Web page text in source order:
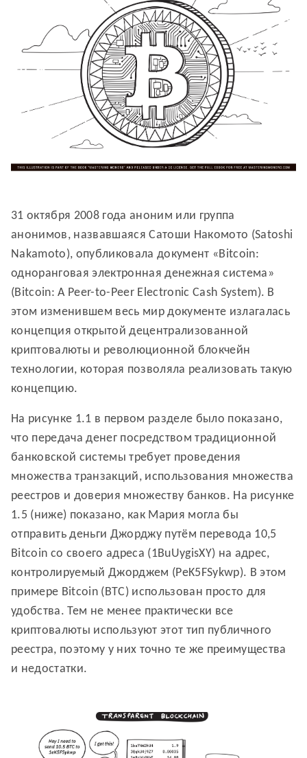
31 октября 2008 года аноним или группа
анонимов, назвавшаяся Сатоши Накомото (Satoshi
Nakamoto), опубликовала документ «Bitcoin:
одноранговая электронная денежная система»
(Bitcoin: A Peer-to-Peer Electronic Cash System). В
этом изменившем весь мир документе излагалась
концепция открытой децентрализованной
криптовалюты и революционной блокчейн
технологии, которая позволяла реализовать такую
концепцию.
На рисунке 1.1 в первом разделе было показано,
что передача денег посредством традиционной
банковской системы требует проведения
множества транзакций, использования множества
реестров и доверия множеству банков. На рисунке
1.5 (ниже) показано, как Мария могла бы
отправить деньги Джорджу путём перевода 10,5
Bitcoin со своего адреса (1BuUygisXY) на адрес,
контролируемый Джорджем (PeK5FSykwp). В этом
примере Bitcoin (BTC) использован просто для
удобства. Тем не менее практически все
криптовалюты используют этот тип публичного
реестра, поэтому у них точно те же преимущества
и недостатки.